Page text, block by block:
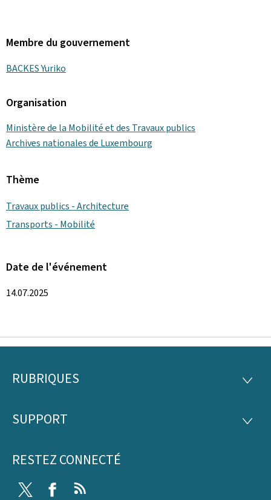
Membre du gouvernement
BACKES Yuriko
Organisation
Ministère de la Mobilité et des Travaux publics
Archives nationales de Luxembourg
Thème
Travaux publics - Architecture
Transports - Mobilité
Date de l'événement
14.07.2025
Pied
page
RUBRIQUES
SUPPORT
RESTEZ CONNECTÉ
Twitter Facebook